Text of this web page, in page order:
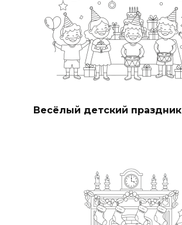
Весёлый детский праздник